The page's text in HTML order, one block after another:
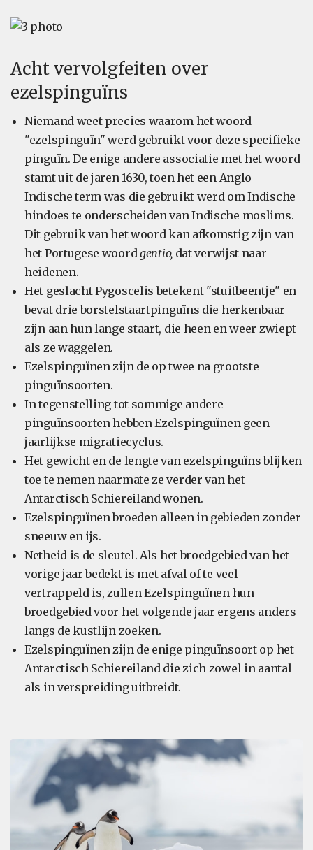
Acht vervolgfeiten over
ezelspinguïns
Niemand weet precies waarom het woord
"ezelspinguïn" werd gebruikt voor deze specifieke
pinguïn. De enige andere associatie met het woord
stamt uit de jaren 1630, toen het een Anglo-
Indische term was die gebruikt werd om Indische
hindoes te onderscheiden van Indische moslims.
Dit gebruik van het woord kan afkomstig zijn van
het Portugese woordgentio,dat verwijst naar
heidenen.
Het geslacht Pygoscelis betekent "stuitbeentje" en
bevat drie borstelstaartpinguïns die herkenbaar
zijn aan hun lange staart, die heen en weer zwiept
als ze waggelen.
Ezelspinguïnen zijn de op twee na grootste
pinguïnsoorten.
In tegenstelling tot sommige andere
pinguïnsoorten hebben Ezelspinguïnen geen
jaarlijkse migratiecyclus.
Het gewicht en de lengte van ezelspinguïns blijken
toe te nemen naarmate ze verder van het
Antarctisch Schiereiland wonen.
Ezelspinguïnen broeden alleen in gebieden zonder
sneeuw en ijs.
Netheid is de sleutel. Als het broedgebied van het
vorige jaar bedekt is met afval of te veel
vertrappeld is, zullen Ezelspinguïnen hun
broedgebied voor het volgende jaar ergens anders
langs de kustlijn zoeken.
Ezelspinguïnen zijn de enige pinguïnsoort op het
Antarctisch Schiereiland die zich zowel in aantal
als in verspreiding uitbreidt.